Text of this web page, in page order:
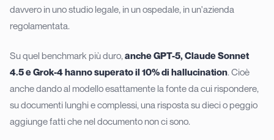
davvero in uno studio legale, in un ospedale, in un'azienda
regolamentata.
Su quel benchmark più duro, anche GPT-5, Claude Sonnet
4.5 e Grok-4 hanno superato il 10% di hallucination. Cioè
anche dando al modello esattamente la fonte da cui rispondere,
su documenti lunghi e complessi, una risposta su dieci o peggio
aggiunge fatti che nel documento non ci sono.